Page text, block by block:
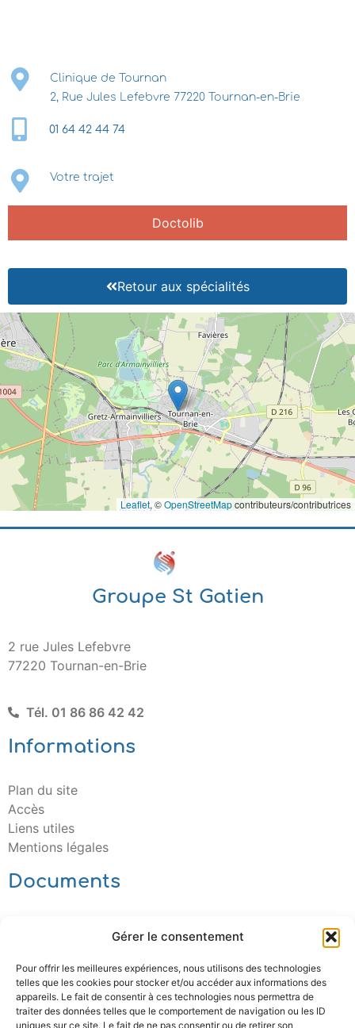
Gérer le consentement
Pour offrir les meilleures expériences, nous utilisons des technologies
telles que les cookies pour stocker et/ou accéder aux informations des
appareils. Le fait de consentir à ces technologies nous permettra de
traiter des données telles que le comportement de navigation ou les ID
uniques sur ce site. Le fait de ne pas consentir ou de retirer son
Clinique de Tournan
2, Rue Jules Lefebvre 77220 Tournan-en-Brie
01 64 42 44 74
Votre trajet
Doctolib
Retour aux spécialités
Leaflet, ©OpenStreetMapcontributeurs/contributrices
Groupe St Gatien
2 rue Jules Lefebvre
77220 Tournan-en-Brie
Tél. 01 86 86 42 42
Informations
Plan du site
Accès
Liens utiles
Mentions légales
Documents